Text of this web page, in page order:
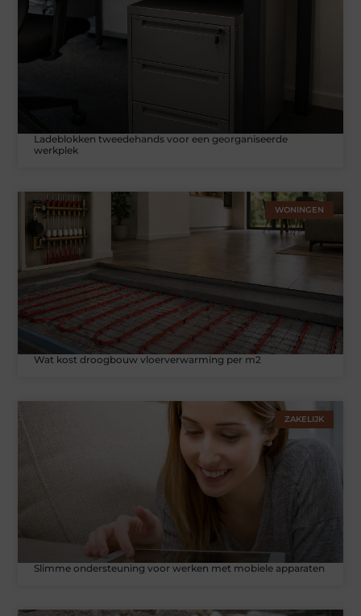
Ladeblokken tweedehands voor een georganiseerde
werkplek
WONINGEN
Wat kost droogbouw vloerverwarming per m2
ZAKELIJK
Slimme ondersteuning voor werken met mobiele apparaten